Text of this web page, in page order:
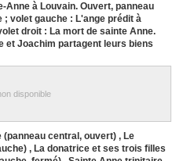
Anne à Louvain. Ouvert, panneau
volet gauche : L'ange prédit à
droit : La mort de sainte Anne.
et Joachim partagent leurs biens
disponible
central, ouvert) , Le
, La donatrice et ses trois filles